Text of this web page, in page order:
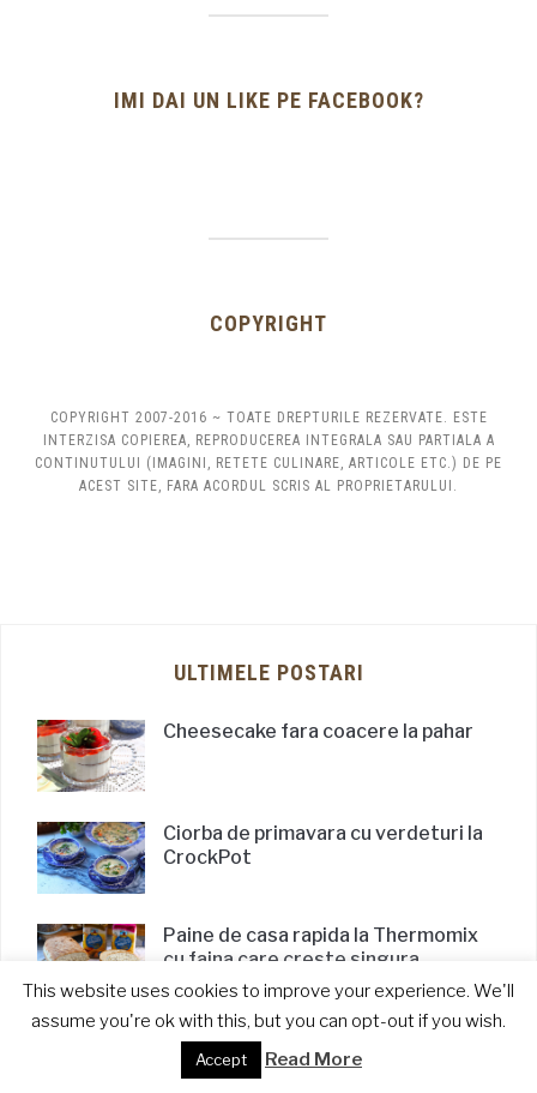
IMI DAI UN LIKE PE FACEBOOK?
COPYRIGHT
COPYRIGHT 2007-2016 ~ TOATE DREPTURILE REZERVATE. ESTE
INTERZISA COPIEREA, REPRODUCEREA INTEGRALA SAU PARTIALA A
CONTINUTULUI (IMAGINI, RETETE CULINARE, ARTICOLE ETC.) DE PE
ACEST SITE, FARA ACORDUL SCRIS AL PROPRIETARULUI.
ULTIMELE POSTARI
Cheesecake fara coacere la pahar
Ciorba de primavara cu verdeturi la
CrockPot
Paine de casa rapida la Thermomix
cu faina care creste singura
Frigarui de berbecut la airfryer
Breville cu rotisor
This website uses cookies to improve your experience. We'll
assume you're ok with this, but you can opt-out if you wish.
Accept Read More